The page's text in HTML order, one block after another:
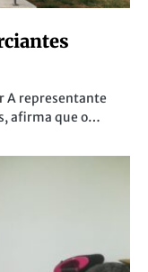
A representante
afirma que o…